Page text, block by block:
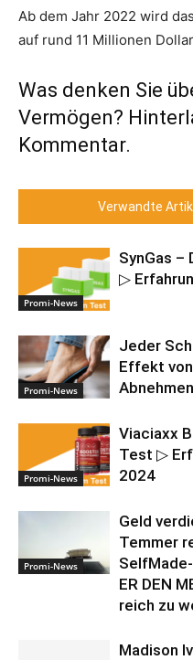
Ab dem Jahr 2022 wird
auf rund 11 Millionen
Was denken Sie
Vermögen?
Kommentar.
Verwandte
Promi-News
SynGas –
▷
Promi-News
Jeder
Effekt
Abnehmen
Promi-News
Viaciaxx
Test ▷
2024
Promi-News
Geld
Temmer
ER DEN
reich zu
Madison